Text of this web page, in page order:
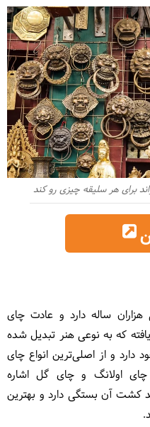
برای هر سلیقه چیزی رو کند
ساله دارد و عادت چای
که به نوعی هنر تبدیل شده
و از اصلی‌ترین انواع چای
اولانگ و چای گل اشاره
کشت آن بستگی دارد و بهترین